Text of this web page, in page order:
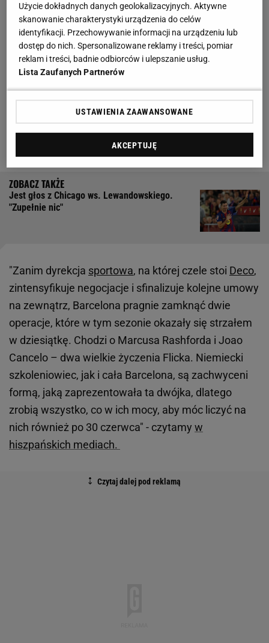
Niemiecki szkoleniowiec podpisał niedawno nową
umowę wiążącą go z Barceloną do czerwca 2028
roku. 61-latek ma więc znacznie większy komfort
pracy na Camp Nou. By go zwielokrotnić, jego
drużyna będzie szukać wzmocnień. Na razie jednak
klub ze stolicy Katalonii zamierza skupić się na
dwóch piłkarzach, którzy nadal są w drużynie, ale
tylko na zasadzie wypożyczenia.
Jest głos z Chicago ws. Lewandowskiego.
"Zupełnie nic"
"Zanim dyrekcja sportowa, na której czele stoi Deco,
zintensyfikuje negocjacje i sfinalizuje kolejne umowy
na zewnątrz, Barcelona pragnie zamknąć dwie
operacje, które w tym sezonie okazały się strzałem
w dziesiątkę. Chodzi o Marcusa Rashforda i Joao
Cancelo – dwa wielkie życzenia Flicka. Niemiecki
szkoleniowiec, jak i cała Barcelona, są zachwyceni
formą, jaką zaprezentowała ta dwójka, dlatego
zrobią wszystko, co w ich mocy, aby móc liczyć na
nich również po 30 czerwca" - czytamy w
hiszpańskich mediach.
Użycie dokładnych danych geolokalizacyjnych. Aktywne
skanowanie charakterystyki urządzenia do celów
identyfikacji. Przechowywanie informacji na urządzeniu lub
dostęp do nich. Spersonalizowane reklamy i treści, pomiar
reklam i treści, badnie odbiorców i ulepszanie usług.
Lista Zaufanych Partnerów
USTAWIENIA ZAAWANSOWANE
AKCEPTUJĘ